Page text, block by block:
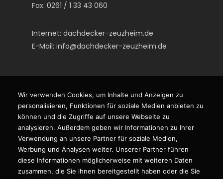
Fax: 0261 / 1 33 43 060
Internet: dachdecker-zeuzheim.de
E-Mail: info@dachdecker-zeuzheim.de
Hinweise & Infos
Impressum
Datenschutz
Wir verwenden Cookies, um Inhalte und Anzeigen zu
personalisieren, Funktionen für soziale Medien anbieten zu
können und die Zugriffe auf unsere Webseite zu
analysieren. Außerdem geben wir Informationen zu Ihrer
Verwendung an unsere Partner für soziale Medien,
Werbung und Analysen weiter. Unserer Partner führen
diese Informationen möglicherweise mit weiteren Daten
zusammen, die Sie ihnen bereitgestellt haben oder die Sie